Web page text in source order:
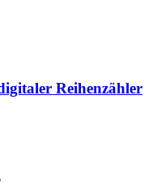
Reihenzähler